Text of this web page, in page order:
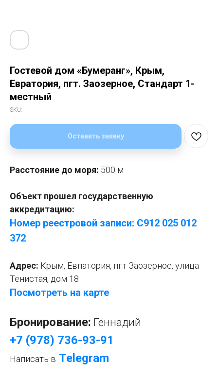
Гостевой дом «Бумеранг», Крым,
Евратория, пгт. Заозерное, Стандарт 1-
местный
SKU:
Оставить заявку
Расстояние до моря: 500 м
Объект прошел государственную
аккредитацию:
Номер реестровой записи: С912 025 012
372
Адрес: Крым, Евпатория, пгт Заозерное, улица
Тенистая, дом 18
Посмотреть на карте
Бронирование: Геннадий
+7 (978) 736-93-91
Написать в Telegram